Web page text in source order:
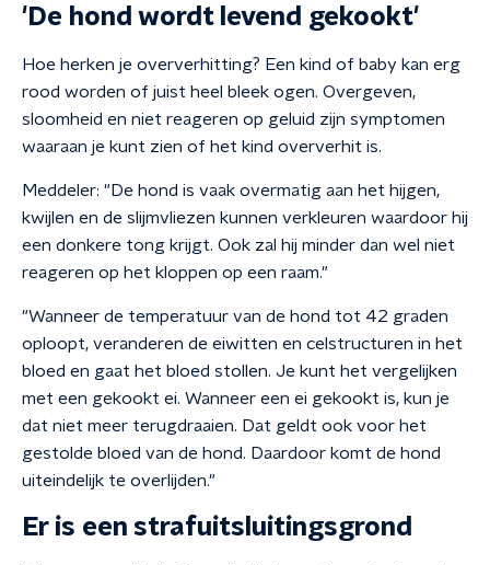
'De hond wordt levend gekookt'
Hoe herken je oververhitting? Een kind of baby kan erg
rood worden of juist heel bleek ogen. Overgeven,
sloomheid en niet reageren op geluid zijn symptomen
waaraan je kunt zien of het kind oververhit is.
Meddeler: "De hond is vaak overmatig aan het hijgen,
kwijlen en de slijmvliezen kunnen verkleuren waardoor hij
een donkere tong krijgt. Ook zal hij minder dan wel niet
reageren op het kloppen op een raam."
"Wanneer de temperatuur van de hond tot 42 graden
oploopt, veranderen de eiwitten en celstructuren in het
bloed en gaat het bloed stollen. Je kunt het vergelijken
met een gekookt ei. Wanneer een ei gekookt is, kun je
dat niet meer terugdraaien. Dat geldt ook voor het
gestolde bloed van de hond. Daardoor komt de hond
uiteindelijk te overlijden."
Er is een strafuitsluitingsgrond